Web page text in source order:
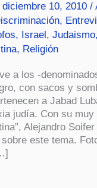
diciembre 10, 2010 /
,
, Israel, Judaismo,
, Religión
a los -
con sacos y
a Jabad
judía. Con su muy
Alejandro
este tema.